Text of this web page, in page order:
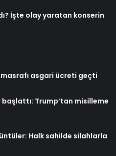
İşte olay yaratan konserin
asgari ücreti geçti
başlattı: Trump’tan misilleme
Halk sahilde silahlarla